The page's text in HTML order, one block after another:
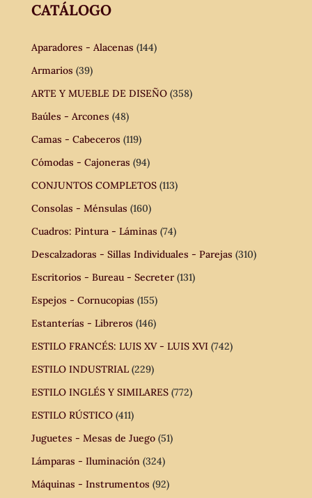
CATÁLOGO
Aparadores - Alacenas (144)
Armarios (39)
ARTE Y MUEBLE DE DISEÑO (358)
Baúles - Arcones (48)
Camas - Cabeceros (119)
Cómodas - Cajoneras (94)
CONJUNTOS COMPLETOS (113)
Consolas - Ménsulas (160)
Cuadros: Pintura - Láminas (74)
Descalzadoras - Sillas Individuales - Parejas (310)
Escritorios - Bureau - Secreter (131)
Espejos - Cornucopias (155)
Estanterías - Libreros (146)
ESTILO FRANCÉS: LUIS XV - LUIS XVI (742)
ESTILO INDUSTRIAL (229)
ESTILO INGLÉS Y SIMILARES (772)
ESTILO RÚSTICO (411)
Juguetes - Mesas de Juego (51)
Lámparas - Iluminación (324)
Máquinas - Instrumentos (92)